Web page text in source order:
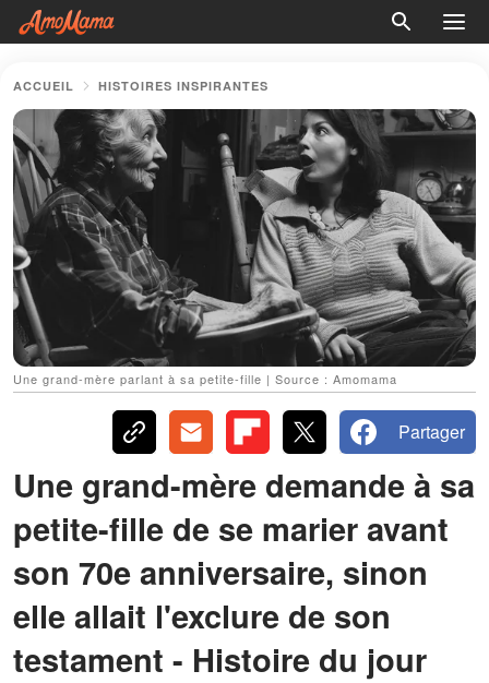
ACCUEIL HISTOIRES INSPIRANTES
Une grand-mère parlant à sa petite-fille | Source : Amomama
Partager
Une grand-mère demande à sa
petite-fille de se marier avant
son 70e anniversaire, sinon
elle allait l'exclure de son
testament - Histoire du jour